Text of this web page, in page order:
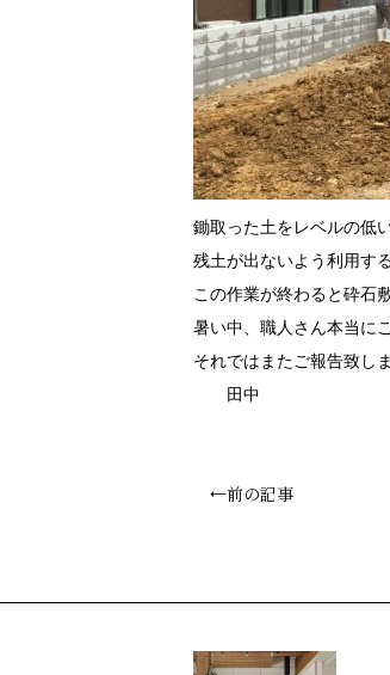
鋤取った土をレベルの低
残土が出ないよう利用す
この作業が終わると砕石
暑い中、職人さん本当に
それではまたご報告致し
田中
←前の記事